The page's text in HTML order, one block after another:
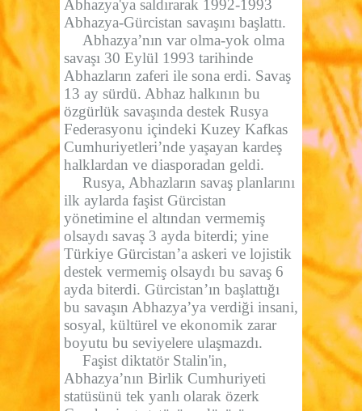
Abhazya'ya saldırarak 1992-1993
Abhazya-Gürcistan savaşını başlattı.
Abhazya’nın var olma-yok olma
savaşı 30 Eylül 1993 tarihinde
Abhazların zaferi ile sona erdi. Savaş
13 ay sürdü. Abhaz halkının bu
özgürlük savaşında destek Rusya
Federasyonu içindeki Kuzey Kafkas
Cumhuriyetleri’nde yaşayan kardeş
halklardan ve diasporadan geldi.
Rusya, Abhazların savaş planlarını
ilk aylarda faşist Gürcistan
yönetimine el altından vermemiş
olsaydı savaş 3 ayda biterdi; yine
Türkiye Gürcistan’a askeri ve lojistik
destek vermemiş olsaydı bu savaş 6
ayda biterdi. Gürcistan’ın başlattığı
bu savaşın Abhazya’ya verdiği insani,
sosyal, kültürel ve ekonomik zarar
boyutu bu seviyelere ulaşmazdı.
Faşist diktatör Stalin'in,
Abhazya’nın Birlik Cumhuriyeti
statüsünü tek yanlı olarak özerk